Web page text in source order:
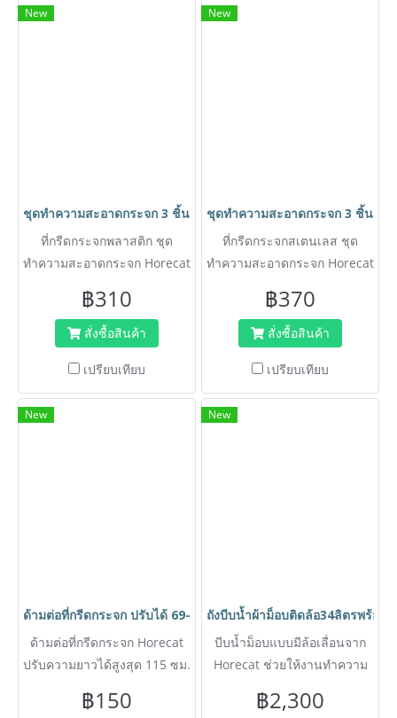
New
ชุดทำความสะอาดกระจก 3 ชิ้น ด้ามยืด 115cm. ที่กรีดกระจกพลาสติ
ที่กรีดกระจกพลาสติก ชุด
ทำความสะอาดกระจก Horecat
ด้ามต่อปรับได้ 115 ซม.
คุณภาพสูง ทำความสะอาดที่สูง
ได้อย่างมืออาชีพ
฿310
สั่งซื้อสินค้า
เปรียบเทียบ
New
ชุดทำความสะอาดกระจก 3 ชิ้น ด้
ที่กรีดกระจกสเตนเลส ชุด
ทำความสะอาดกระจก Horecat
ด้ามต่อปรับได้ 115 ซม.
คุณภาพสูง ทำความสะอาดที่สูง
ได้อย่างมืออาชีพ
฿370
สั่งซื้อสินค้า
เปรียบเทียบ
New
ด้ามต่อที่กรีดกระจก ปรับได้ 69-115cm. ไม่เป็นสนิม น้ำหนักเบา
ด้ามต่อที่กรีดกระจก Horecat
ปรับความยาวได้สูงสุด 115 ซม.
กับที่กรีดกระจกพลาสติก/สเต
฿150
New
ถังบีบน้ำผ้าม็อบติดล้อ34ลิตรพร้อม
บีบน้ำม็อบแบบมีล้อเลื่อนจาก
Horecat ช่วยให้งานทำความ
พร้อมคันบีบใช้งานสะดวก
฿2,300